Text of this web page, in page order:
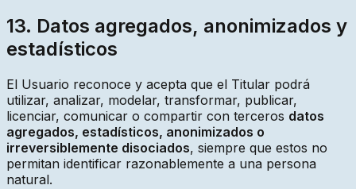
13. Datos agregados, anonimizados y
estadísticos
El Usuario reconoce y acepta que el Titular podrá
utilizar, analizar, modelar, transformar, publicar,
licenciar, comunicar o compartir con terceros datos
agregados, estadísticos, anonimizados o
irreversiblemente disociados, siempre que estos no
permitan identificar razonablemente a una persona
natural.